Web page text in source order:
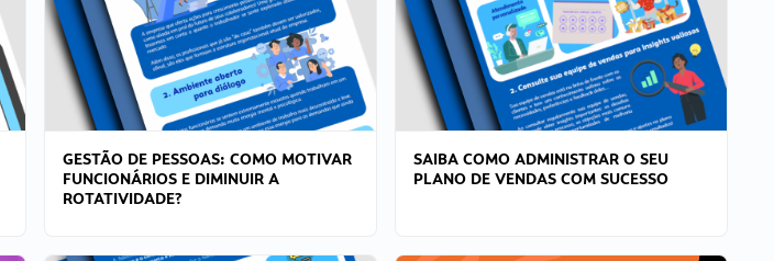
GESTÃO DE PESSOAS: COMO MOTIVAR
FUNCIONÁRIOS E DIMINUIR A
ROTATIVIDADE?
SAIBA COMO ADMINISTRAR O SEU
PLANO DE VENDAS COM SUCESSO